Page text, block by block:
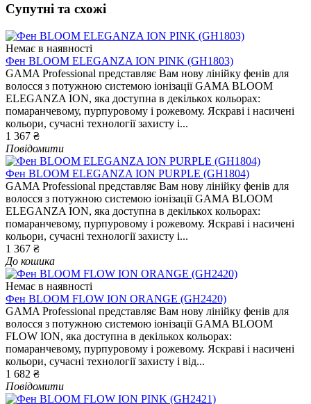
Супутні та схожі
Немає в наявності
Фен BLOOM ELEGANZA ION PINK (GH1803)
GAMA Professional представляє Вам нову лінійку фенів для
волосся з потужною системою іонізації GAMA BLOOM
ELEGANZA ION, яка доступна в декількох кольорах:
помаранчевому, пурпуровому і рожевому. Яскраві і насичені
кольори, сучасні технології захисту і...
1 367 ₴
Повідомити
Фен BLOOM ELEGANZA ION PURPLE (GH1804)
GAMA Professional представляє Вам нову лінійку фенів для
волосся з потужною системою іонізації GAMA BLOOM
ELEGANZA ION, яка доступна в декількох кольорах:
помаранчевому, пурпуровому і рожевому. Яскраві і насичені
кольори, сучасні технології захисту і...
1 367 ₴
До кошика
Немає в наявності
Фен BLOOM FLOW ION ORANGE (GH2420)
GAMA Professional представляє Вам нову лінійку фенів для
волосся з потужною системою іонізації GAMA BLOOM
FLOW ION, яка доступна в декількох кольорах:
помаранчевому, пурпуровому і рожевому. Яскраві і насичені
кольори, сучасні технології захисту і від...
1 682 ₴
Повідомити